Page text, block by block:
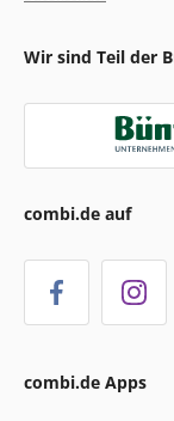
Wir sind Teil der
combi.de auf
combi.de Apps